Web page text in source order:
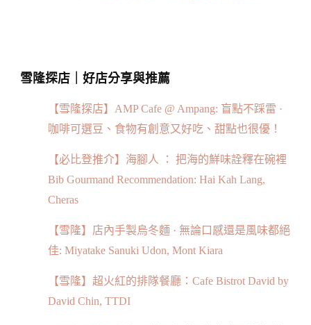
雪隆探店｜好店分享與推薦
【雪隆探店】AMP Cafe @ Ampang: 盲點不踩雷 ·
咖啡可選豆、食物有創意又好吃、甜點也很優！
【必比登推介】海腳人 ： 把海的鮮味詮釋在碗裡
Bib Gourmand Recommendation: Hai Kah Lang,
Cheras
【雪隆】店內手製烏冬麵 · 無論口感還是風味都絕
佳: Miyatake Sanuki Udon, Mont Kiara
【雪隆】超火紅的排隊餐廳：Cafe Bistrot David by
David Chin, TTDI